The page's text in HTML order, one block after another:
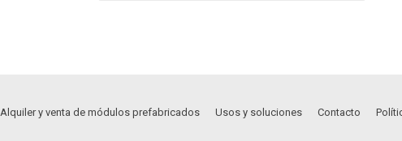
Alquiler y venta de módulos prefabricados Usos y soluciones Contacto